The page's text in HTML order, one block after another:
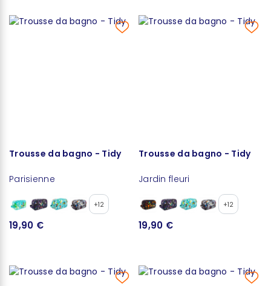
Trousse da bagno - Tidy
Parisienne
+12
19,90 €
Trousse da bagno - Tidy
Jardin fleuri
+12
19,90 €